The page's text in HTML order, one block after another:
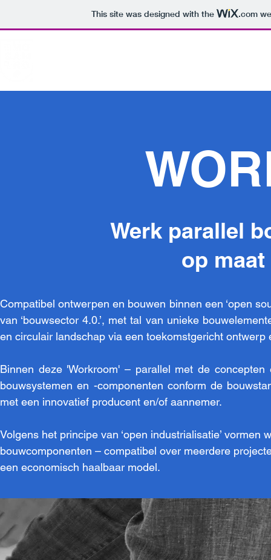
This site was designed with the .com
Werk parallel
op maat
Compatibel ontwerpen en bouwen binnen een ‘open
van ‘bouwsector 4.0.’, met tal van unieke
en circulair landschap via een toekomstgericht ontwerp
Binnen deze 'Workroom' – parallel met de
bouwsystemen en -componenten conform de
met een innovatief producent en/of aannemer.
Volgens het principe van ‘open industrialisatie’
bouwcomponenten – compatibel over meerdere
een economisch haalbaar model.